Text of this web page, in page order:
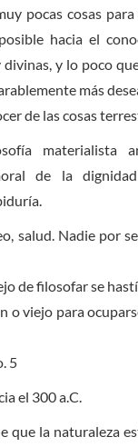
pocas cosas
hacia el
y lo poco
más
de las cosas
materialista
de la
salud. Nadie por
de filosofar se
o viejo para
5
el 300 a.C.
que la naturaleza